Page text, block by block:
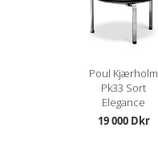
Poul Kjærholm
Pk33 Sort
Elegance
19 000 Dkr